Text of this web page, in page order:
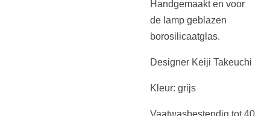
Handgemaakt en voor
de lamp geblazen
borosilicaatglas.
Designer Keiji Takeuchi
Kleur: grijs
Vaatwasbestendig tot 40